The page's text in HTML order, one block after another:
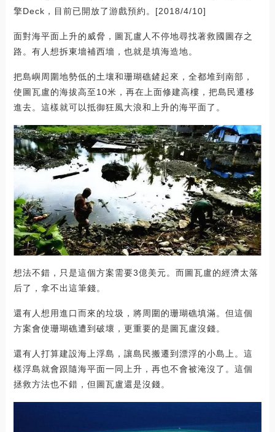
擎Deck，目前已開放了游戲預約。[2018/4/10]
面對海平面上升的威脅，圖瓦盧人不停地尋找著救國圖存之
路。有人想拆東墻補西墻，也就是填海造地。
把島嶼周圍地勢低的土壤和珊瑚礁鏟起來，全都堆到南部，
使圖瓦盧的海拔高至10米，再在上面修建高樓，把島民遷移
進去。這樣就可以抵御狂風大浪和上升的海平面了。
想法不錯，只是這個方案需要3億美元。而圖瓦盧的經濟太落
后了，拿不出這筆錢。
還有人想用進口而來的垃圾，將周圍的珊瑚礁填滿。但這個
方案會使珊瑚礁遭到破壞，更重要的是圖瓦盧沒錢。
還有人打算建設海上浮島，讓島民搬遷到漂浮的小島上。這
樣浮島就會跟隨海平面一同上升，再也不會被淹沒了。這個
拯救方法也不錯，但圖瓦盧還是沒錢。